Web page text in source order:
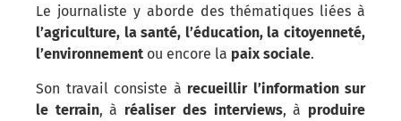
Le journaliste y aborde des thématiques liées à
l’agriculture, la santé, l’éducation, la citoyenneté,
l’environnement ou encore la paix sociale.
Son travail consiste à recueillir l’information sur
le terrain, à réaliser des interviews, à produire